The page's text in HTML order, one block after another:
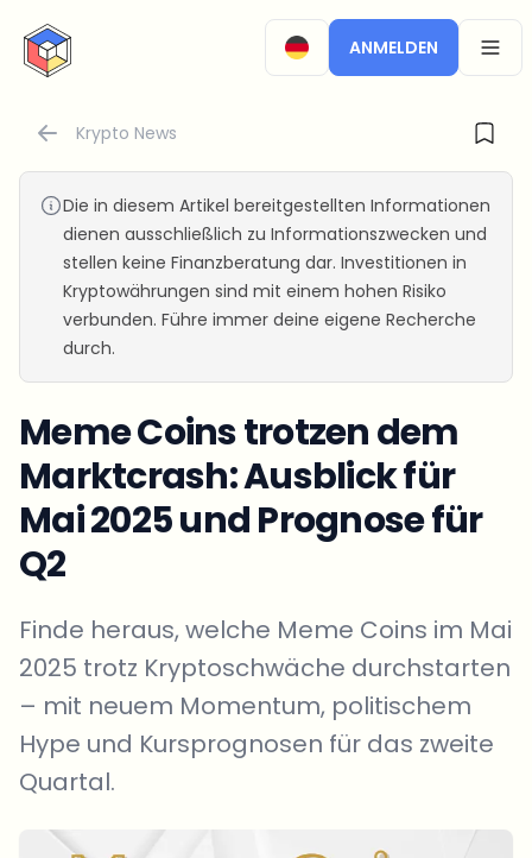
CryptoTicker
ANMELDEN
Krypto News
Die in diesem Artikel bereitgestellten Informationen
dienen ausschließlich zu Informationszwecken und
stellen keine Finanzberatung dar. Investitionen in
Kryptowährungen sind mit einem hohen Risiko
verbunden. Führe immer deine eigene Recherche
durch.
Meme Coins trotzen dem
Marktcrash: Ausblick für
Mai 2025 und Prognose für
Q2
Finde heraus, welche Meme Coins im Mai
2025 trotz Kryptoschwäche durchstarten
– mit neuem Momentum, politischem
Hype und Kursprognosen für das zweite
Quartal.